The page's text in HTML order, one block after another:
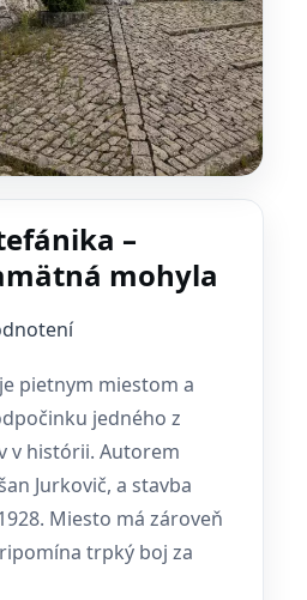
–
mohyla
pietnym miestom a
jedného z
v histórii. Autorem
Jurkovič, a stavba
Miesto má zároveň
trpký boj za